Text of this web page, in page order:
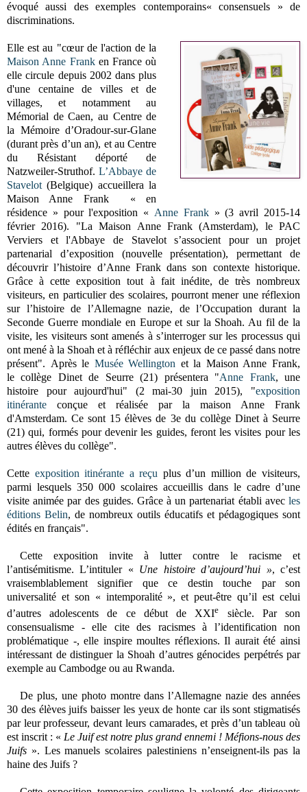
évoqué aussi des exemples contemporains« consensuels » de
discriminations.
Elle est au "cœur de l'action de la
Maison Anne Franken France où
elle circule depuis 2002 dans plus
d'une centaine de villes et de
villages, et notamment au
Mémorial de Caen, au Centre de
la Mémoire d’Oradour-sur-Glane
(durant près d’un an), et au Centre
du Résistant déporté de
Natzweiler-Struthof.L’Abbaye de
Stavelot (Belgique) accueillera la
Maison Anne Frank « en
résidence » pour l'exposition « Anne Frank» (3 avril 2015-14
février 2016). "La Maison Anne Frank (Amsterdam), le PAC
Verviers et l'Abbaye de Stavelot s’associent pour un projet
partenarial d’exposition (nouvelle présentation), permettant de
découvrir l’histoire d’Anne Frank dans son contexte historique.
Grâce à cette exposition tout à fait inédite, de très nombreux
visiteurs, en particulier des scolaires, pourront mener une réflexion
sur l’histoire de l’Allemagne nazie, de l’Occupation durant la
Seconde Guerre mondiale en Europe et sur la Shoah. Au fil de la
visite, les visiteurs sont amenés à s’interroger sur les processus qui
ont mené à la Shoah et à réfléchir aux enjeux de ce passé dans notre
présent". Après le Musée Wellington et la Maison Anne Frank,
lecollège Dinet de Seurre (21) présentera "Anne Frank, une
histoire pour aujourd'hui" (2 mai-30 juin 2015), "exposition
itinérante conçue et réalisée par la maison Anne Frank
d'Amsterdam. Ce sont 15 élèves de 3e du collège Dinet à Seurre
(21) qui, formés pour devenir les guides, feront les visites pour les
autres élèves du collège".
Cette exposition itinérante a reçu plus d’un million de visiteurs,
parmi lesquels 350 000 scolaires accueillis dans le cadre d’une
visite animée par des guides. Grâce à un partenariat établi avec les
éditions Belin, de nombreux outils éducatifs et pédagogiques sont
édités en français".
Cette exposition invite à lutter contre le racisme et
l’antisémitisme. L’intituler « Une histoire d’aujourd’hui », c’est
vraisemblablement signifier que ce destin touche par son
universalité et son « intemporalité », et peut-être qu’il est celui
d’autres adolescents de ce début de XXIe siècle. Par son
consensualisme - elle cite des racismes à l’identification non
problématique -, elle inspire moultes réflexions. Il aurait été ainsi
intéressant de distinguer la Shoah d’autres génocides perpétrés par
exemple au Cambodge ou au Rwanda.
De plus, une photo montre dans l’Allemagne nazie des années
30 des élèves juifs baisser les yeux de honte car ils sont stigmatisés
par leur professeur, devant leurs camarades, et près d’un tableau où
est inscrit : « Le Juif est notre plus grand ennemi ! Méfions-nous des
Juifs ». Les manuels scolaires palestiniens n’enseignent-ils pas la
haine des Juifs ?